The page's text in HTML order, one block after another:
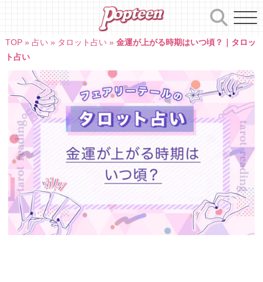
TOP» 占い» タロット占い» 金運が上がる時期はいつ頃？｜タロッ
ト占い